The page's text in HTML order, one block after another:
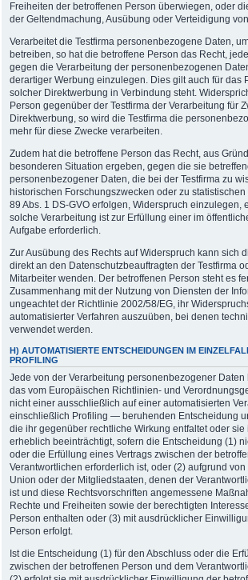
Freiheiten der betroffenen Person überwiegen, oder
der Geltendmachung, Ausübung oder Verteidigung
Verarbeitet die Testfirma personenbezogene Daten,
betreiben, so hat die betroffene Person das Recht,
gegen die Verarbeitung der personenbezogenen
derartiger Werbung einzulegen. Dies gilt auch für das
solcher Direktwerbung in Verbindung steht.
Person gegenüber der Testfirma der Verarbeitung für
Direktwerbung, so wird die Testfirma die
mehr für diese Zwecke verarbeiten.
Zudem hat die betroffene Person das Recht, aus
besonderen Situation ergeben, gegen die sie
personenbezogener Daten, die bei der Testfirma zu
historischen Forschungszwecken oder zu
89 Abs. 1 DS-GVO erfolgen, Widerspruch einzulegen,
solche Verarbeitung ist zur Erfüllung einer im
Aufgabe erforderlich.
Zur Ausübung des Rechts auf Widerspruch kann sich
direkt an den Datenschutzbeauftragten der Testfirma
Mitarbeiter wenden. Der betroffenen Person steht es
Zusammenhang mit der Nutzung von Diensten der
ungeachtet der Richtlinie 2002/58/EG, ihr
automatisierter Verfahren auszuüben, bei denen
verwendet werden.
H) AUTOMATISIERTE ENTSCHEIDUNGEN IM
ROFILING
Jede von der Verarbeitung personenbezogener Daten
das vom Europäischen Richtlinien- und
nicht einer ausschließlich auf einer automatisierten
einschließlich Profiling — beruhenden Entscheidung
die ihr gegenüber rechtliche Wirkung entfaltet oder sie
erheblich beeinträchtigt, sofern die Entscheidung (1)
oder die Erfüllung eines Vertrags zwischen der
Verantwortlichen erforderlich ist, oder (2) aufgrund
Union oder der Mitgliedstaaten, denen der
ist und diese Rechtsvorschriften angemessene
Rechte und Freiheiten sowie der berechtigten
Person enthalten oder (3) mit ausdrücklicher
Person erfolgt.
Ist die Entscheidung (1) für den Abschluss oder die
zwischen der betroffenen Person und dem